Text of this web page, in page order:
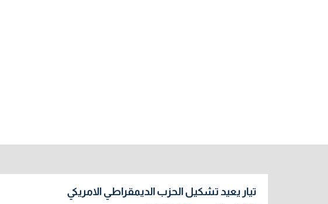
تيار يعيد تشكيل الحزب الديمقراطي الامريكي